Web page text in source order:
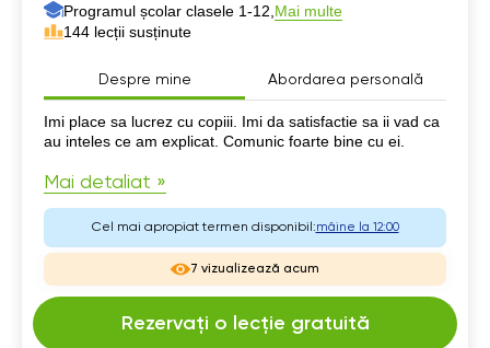
Programul școlar clasele 1-12, Mai multe
144 lecții susținute
Despre mine Abordarea personală
Despre mine
Imi place sa lucrez cu copiii. Imi da satisfactie sa ii vad ca
au inteles ce am explicat. Comunic foarte bine cu ei.
Mai detaliat »
Cel mai apropiat termen disponibil:mâine la 12:00
7 vizualizează acum
Rezervați o lecție gratuită